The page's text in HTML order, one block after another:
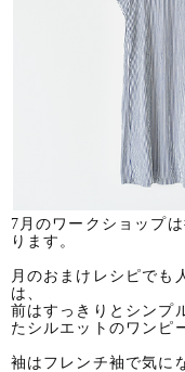
7月のワークショップ
ります。
月のおまけレシピでも
は、
前はすっきりとシンプ
たシルエットのワンピ
袖はフレンチ袖で気に